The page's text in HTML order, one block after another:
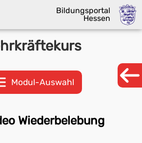
Bildungsportal
Hessen
Modul-Auswahl
Wiederbelebung